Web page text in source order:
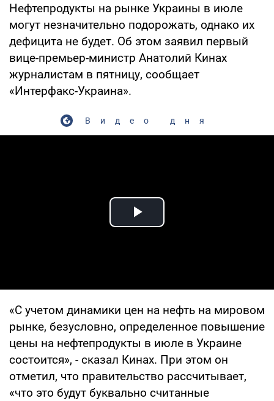
Нефтепродукты на рынке Украины в июле
могут незначительно подорожать, однако их
дефицита не будет. Об этом заявил первый
вице-премьер-министр Анатолий Кинах
журналистам в пятницу, сообщает
«Интерфакс-Украина».
Видео дня
Play Video
«С учетом динамики цен на нефть на мировом
рынке, безусловно, определенное повышение
цены на нефтепродукты в июле в Украине
состоится», - сказал Кинах. При этом он
отметил, что правительство рассчитывает,
«что это будут буквально считанные